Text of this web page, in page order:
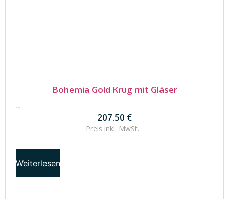
Bohemia Gold Krug mit Gläser
207.50 €
207.50 €
Preis inkl. MwSt.
Weiterlesen